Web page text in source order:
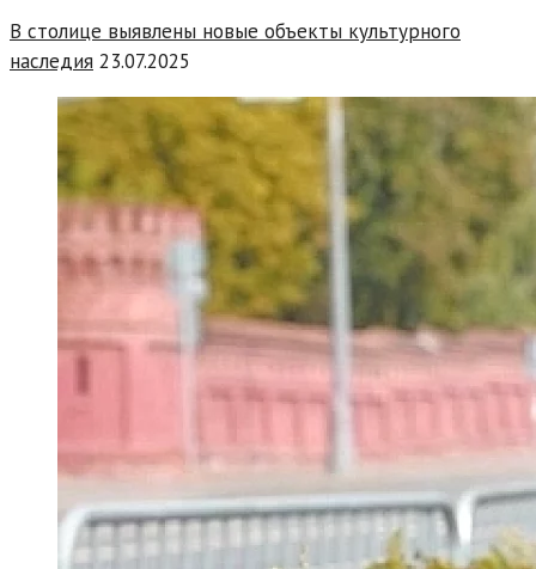
В столице выявлены новые объекты культурного
наследия 23.07.2025